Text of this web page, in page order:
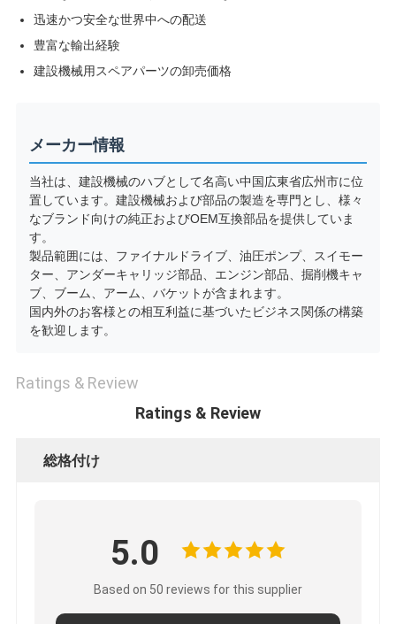
迅速かつ安全な世界中への配送
豊富な輸出経験
建設機械用スペアパーツの卸売価格
メーカー情報
当社は、建設機械のハブとして名高い中国広東省広州市に位
置しています。建設機械および部品の製造を専門とし、様々
なブランド向けの純正およびOEM互換部品を提供していま
す。
製品範囲には、ファイナルドライブ、油圧ポンプ、スイモー
ター、アンダーキャリッジ部品、エンジン部品、掘削機キャ
ブ、ブーム、アーム、バケットが含まれます。
国内外のお客様との相互利益に基づいたビジネス関係の構築
を歓迎します。
Ratings & Review
Ratings & Review
総格付け
5.0
Based on 50 reviews for this supplier